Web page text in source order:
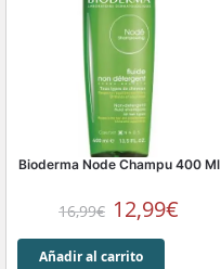
Bioderma Node Champu 400 Ml
16,99€ 12,99€
Añadir al carrito